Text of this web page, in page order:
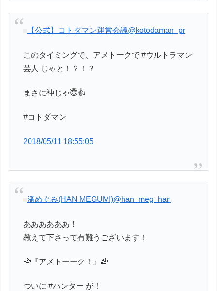
【公式】コトダマン運営会議@kotodaman_pr
このタイミングで、アメトークで #ウルトラマン
芸人 じゃと！？！？
まさに神じゃ😇👍
#コトダマン
2018/05/11 18:55:05
潘めぐみ(HAN MEGUMI)@han_meg_han
ああああああ！
教えて下さって有難うございます！
🌈『アメトーーク！』🌈
ついに #ハンター が！